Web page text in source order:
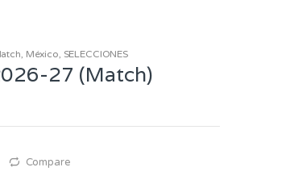
, México, SELECCIONES
27 (Match)
Compare